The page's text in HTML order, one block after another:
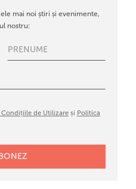
mai noi știri și evenimente,
nostru:
Condițiile de Utilizareși Politica